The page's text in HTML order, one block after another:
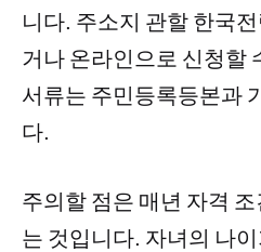
니다. 주소지 관할 한국
거나 온라인으로 신청할
서류는 주민등록등본과
다.
주의할 점은 매년 자격
는 것입니다. 자녀의 나